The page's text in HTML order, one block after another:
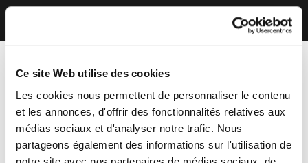
Ce site Web utilise des cookies
Les cookies nous permettent de personnaliser le contenu
et les annonces, d'offrir des fonctionnalités relatives aux
médias sociaux et d'analyser notre trafic. Nous
partageons également des informations sur l'utilisation de